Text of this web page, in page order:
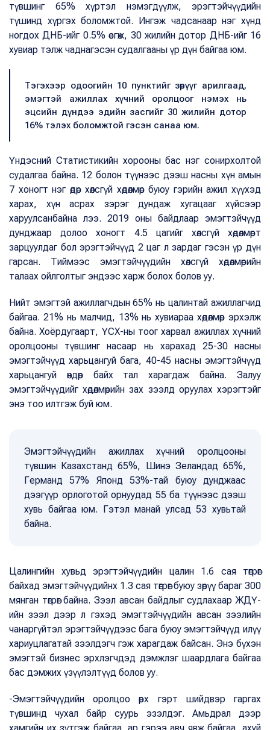
түвшинг 65% хүртэл нэмэгдүүлж, эрэгтэйчүүдийн
түшинд хүргэх боломжтой. Ингэж чадсанаар нэг хүнд
ногдох ДНБ-ийг 0.5% өсгөж, 30 жилийн дотор ДНБ-ийг 16
хувиар тэлж чаднагэсэн судалгааны үр дүн байгаа юм.
Тэгэхээр одоогийн 10 пунктийг зөрүүг арилгаад,
эмэгтэй ажиллах хүчний оролцоог нэмэх нь
эцсийн дүндээ эдийн засгийг 30 жилийн дотор
16% тэлэх боломжтой гэсэн санаа юм.
Үндэсний Статистикийн хорооны бас нэг сонирхолтой
судалгаа байна. 12 болон түүнээс дээш насны хүн амын
7 хоногт нэг өдөр хөлсгүй хөдөлмөр буюу гэрийн ажил хүүхэд
харах, хүн асрах зэрэг дундаж хугацааг хүйсээр
харуулсанбайна лээ. 2019 оны байдлаар эмэгтэйчүүд
дунджаар долоо хоногт 4.5 цагийг хөлсгүй хөдөлмөрт
зарцуулдаг бол эрэгтэйчүүд 2 цаг л зардаг гэсэн үр дүн
гарсан. Тиймээс эмэгтэйчүүдийн хөлсгүй хөдөлмөрийн
талаах ойлголтыг эндээс харж болох болов уу.
Нийт эмэгтэй ажиллагчдын 65% нь цалинтай ажиллагчид
байгаа. 21% нь малчид, 13% нь хувиараа хөдөлмөр эрхэлж
байна. Хоёрдугаарт, ҮСХ-ны тоог харвал ажиллах хүчний
оролцооны түвшинг насаар нь харахад 25-30 насны
эмэгтэйчүүд харьцангуй бага, 40-45 насны эмэгтэйчүүд
харьцангуй өндөр байх тал харагдаж байна. Залуу
эмэгтэйчүүдийг хөдөлмөрийн зах зээлд оруулах хэрэгтэйг
энэ тоо илтгэж буй юм.
Эмэгтэйчүүдийн ажиллах хүчний оролцооны
түвшин Казахстанд 65%, Шинэ Зеландад 65%,
Германд 57% Японд 53%-тай буюу дунджаас
дээгүүр орлоготой орнуудад 55 ба түүнээс дээш
хувь байгаа юм. Гэтэл манай улсад 53 хувьтай
байна.
Цалингийн хувьд эрэгтэйчүүдийн цалин 1.6 сая төгрөг
байхад эмэгтэйчүүдийнх 1.3 сая төгрөг буюу зөрүү бараг 300
мянган төгрөг байна. Зээл авсан байдлыг судлахаар ЖДҮ-
ийн зээл дээр л гэхэд эмэгтэйчүүдийн авсан зээлийн
чанаргүйтэл эрэгтэйчүүдээс бага буюу эмэгтэйчүүд илүү
хариуцлагатай зээлдэгч гэж харагдаж байсан. Энэ бүхэн
эмэгтэй бизнес эрхлэгчдэд дэмжлэг шаардлага байгаа
бас дэмжих үзүүлэлтүүд болов уу.
-Эмэгтэйчүүдийн оролцоо өрх гэрт шийдвэр гаргах
түвшинд чухал байр суурь эзэлдэг. Амьдрал дээр